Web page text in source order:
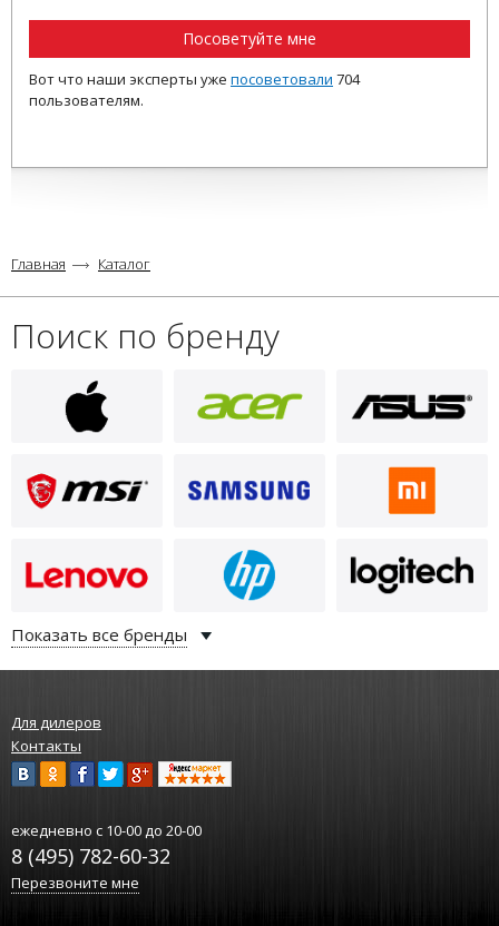
Посоветуйте мне
Вот что наши эксперты уже посоветовали 704
пользователям.
Главная Каталог
Поиск по бренду
Показать все бренды
Для дилеров
Контакты
ежедневно с 10-00 до 20-00
8 (495) 782-60-32
Перезвоните мне